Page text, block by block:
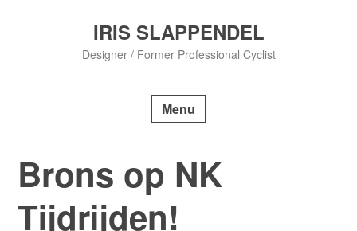
IRIS SLAPPENDEL
Designer / Former Professional Cyclist
Menu
Brons op NK
Tijdrijden!